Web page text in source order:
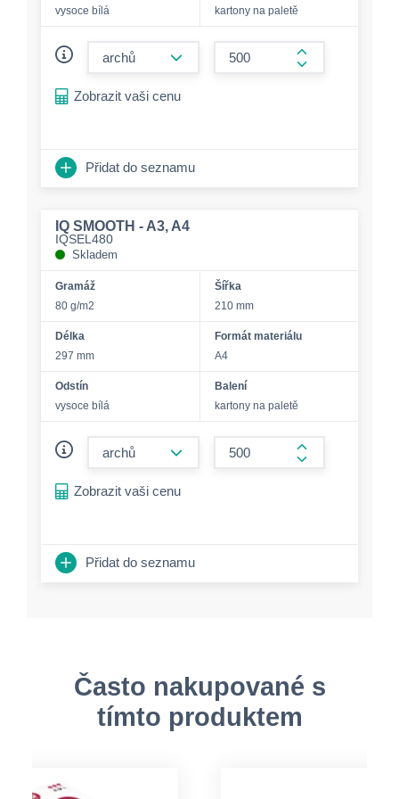
vysoce bílá kartony na paletě
form.increase-
Zobrazit vaši cenu
Přidat do seznamu
IQ SMOOTH - A3, A4
IQSEL480
Skladem
Gramáž
80 g/m2
Šířka
210 mm
Délka
297 mm
Formát materiálu
A4
Odstín
vysoce bílá
Balení
kartony na paletě
form.increase-
Zobrazit vaši cenu
Přidat do seznamu
Často nakupované s
tímto produktem